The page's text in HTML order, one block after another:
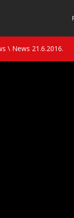
\ News 21.6.2016.